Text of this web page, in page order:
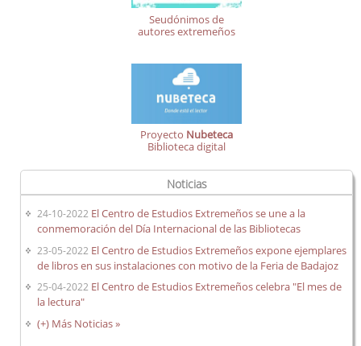
Seudónimos de
autores extremeños
Proyecto Nubeteca
Biblioteca digital
Noticias
24-10-2022 El Centro de Estudios Extremeños se une a la
conmemoración del Día Internacional de las Bibliotecas
23-05-2022 El Centro de Estudios Extremeños expone ejemplares
de libros en sus instalaciones con motivo de la Feria de Badajoz
25-04-2022 El Centro de Estudios Extremeños celebra "El mes de
la lectura"
(+) Más Noticias »